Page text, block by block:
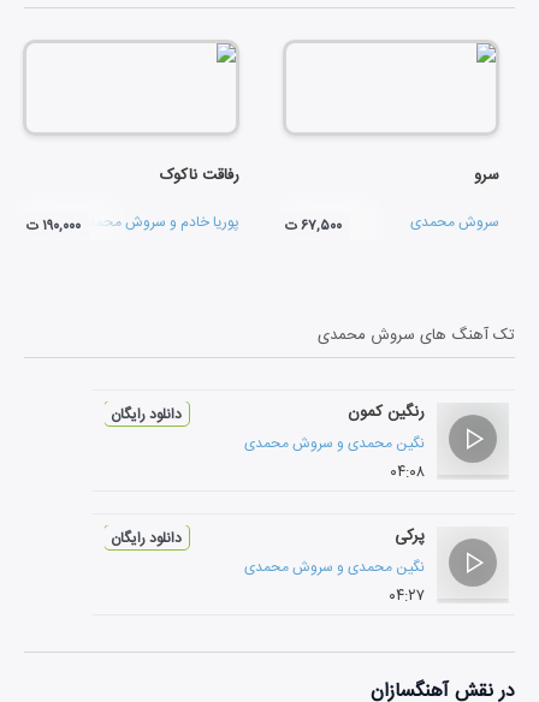
سرو
سروش محمدی ۶۷,۵۰۰ ت
رفاقت ناکوک
پوریا خادم و سروش محمدی۱۹۰,۰۰۰ ت
تک آهنگ های سروش محمدی
رنگین کمون
نگین محمدی و سروش محمدی
۰۴:۰۸
دانلود رایگان
پرکی
نگین محمدی و سروش محمدی
۰۴:۲۷
دانلود رایگان
در نقشآهنگسازان